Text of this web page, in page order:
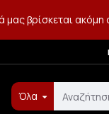
μας βρίσκεται ακόμη
Όλα